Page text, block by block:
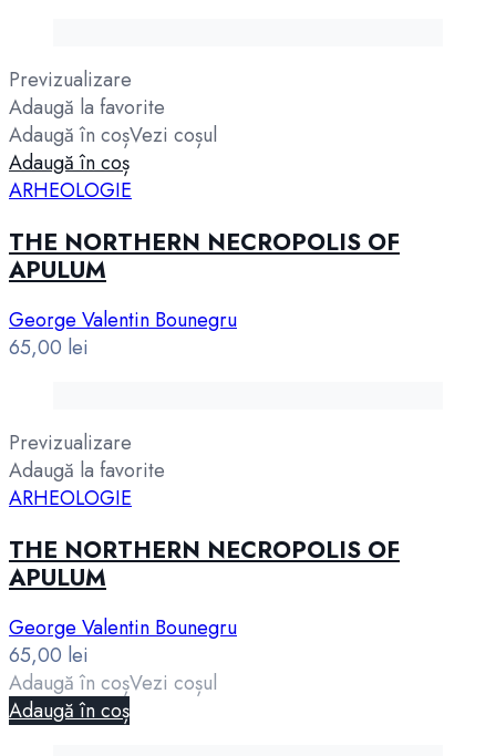
Previzualizare
Adaugă la favorite
Adaugă în coșVezi coșul
Adaugă în coș
ARHEOLOGIE
THE NORTHERN NECROPOLIS OF
APULUM
George Valentin Bounegru
65,00 lei
Previzualizare
Adaugă la favorite
ARHEOLOGIE
THE NORTHERN NECROPOLIS OF
APULUM
George Valentin Bounegru
65,00 lei
Adaugă în coșVezi coșul
Adaugă în coș